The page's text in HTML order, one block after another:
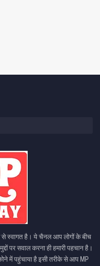
स्वागत है। ये चैनल आप लोगों के बीच
पर सवाल करना ही हमारी पहचान है।
में पहुंचाया है इसी तरीके से आप MP